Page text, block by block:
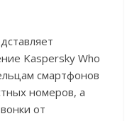
Kaspersky Who
смартфонов
номеров, а
от